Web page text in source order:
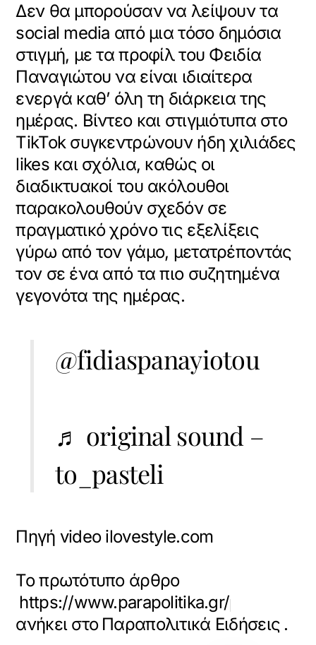
Δεν θα μπορούσαν να λείψουν τα
social media από μια τόσο δημόσια
στιγμή, με τα προφίλ του Φειδία
Παναγιώτου να είναι ιδιαίτερα
ενεργά καθ’ όλη τη διάρκεια της
ημέρας. Βίντεο και στιγμιότυπα στο
TikTok συγκεντρώνουν ήδη χιλιάδες
likes και σχόλια, καθώς οι
διαδικτυακοί του ακόλουθοι
παρακολουθούν σχεδόν σε
πραγματικό χρόνο τις εξελίξεις
γύρω από τον γάμο, μετατρέποντάς
τον σε ένα από τα πιο συζητημένα
γεγονότα της ημέρας.
@fidiaspanayiotou
♬ original sound –
to_pasteli
Πηγή video ilovestyle.com
Το πρωτότυπο άρθρο
https://www.parapolitika.gr/
ανήκει στο Παραπολιτικά Ειδήσεις .